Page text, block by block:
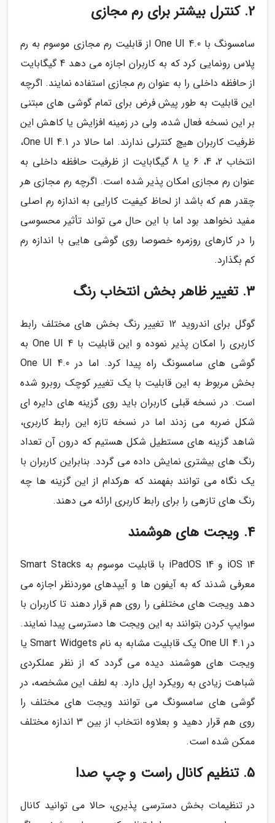
2. کنترل بیشتر برای رم مجازی
سامسونگ با One UI 4.0 از قابلیت رم مجازی موسوم به رم
پلاس رونمایی کرد که به کاربران اجازه می دهد 4 گیگابایت
از حافظه داخلی را به عنوان رم مجازی استفاده نمایند. اگرچه
این قابلیت به طور پیش فرض برای تمام گوشی های مبتنی
بر این نسخه فعال شده، ولی در زمینه افزایش یا کاهش این
ظرفیت کاربران هیچ کنترلی ندارند. اما حالا در One UI 4.1،
انتخاب 2، 4، 6 یا 8 گیگابایت از ظرفیت حافظه داخلی به
عنوان رم مجازی امکان پذیر شده است. اگرچه رم مجازی هر
چقدر هم که باشد از لحاظ کیفیت کارایی به اندازه رم اصلی
مفید نخواهد بود اما با این حال می تواند تأثیر محسوسی
را در کارهای روزمره خصوصا روی گوشی هایی با اندازه رم
کم بگذارد.
3. تغییر ظاهر بخش انتخاب رنگ
گوگل برای اندروید 12 تغییر رنگ بخش های مختلف رابط
کاربری را امکان پذیر نموده و این قابلیت با One UI 4 به
گوشی های سامسونگ راه پیدا کرد. اما در One UI 4.0
بخش مربوط به این قابلیت با یک تغییر کوچک روبرو شده
است. در نسخه قبلی کاربران باید روی گزینه های دایره ای
شکل ضربه می زدند اما در نسخه تازه این رابط کاربری،
شاهد گزینه های مستطیل شکل هستیم که درون آن تعداد
رنگ های بیشتری نمایش داده می گردد. بنابراین کاربران با
یک نگاه می توانند بفهمند که هرکدام از این گزینه ها چه
رنگ های تازهی را برای رابط کاربری ارائه می دهند.
4. ویجت های هوشمند
iOS 14 و iPadOS 14 با قابلیت موسوم به Smart Stacks
معرفی شدند که به آیفون ها و آیپدهای موردنظر اجازه می
دهد ویجت های مختلفی را روی هم قرار دهند تا کاربران با
سوایپ کردن بتوانند به این ویجت ها دسترسی پیدا نمایند.
در One UI 4.1 یک قابلیت مشابه به نام Smart Widgets یا
ویجت های هوشمند دیده می گردد که از نظر عملکردی
شباهت زیادی به رویکرد اپل دارد. به لطف این مشخصه، در
گوشی های سامسونگ می توانند ویجت های مختلف را
روی هم قرار دهید و بعلاوه انتخاب از بین 3 اندازه مختلف
ممکن شده است.
5. تنظیم کانال راست و چپ صدا
در تنظیمات بخش دسترسی پذیری، حالا می توانید کانال